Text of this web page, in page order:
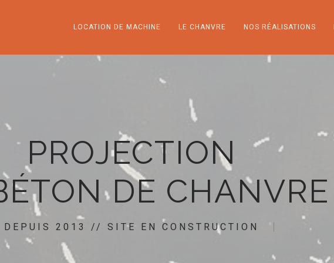
LOCATION DE MACHINE LE CHANVRE NOS RÉALISATIONS
PROJECTION
DE CHANVRE
DEPUIS 2013 // SITE EN CONSTRUCTION